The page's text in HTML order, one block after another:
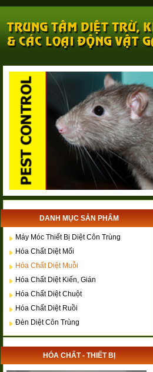
DANH MỤC SẢN PHẨM
Máy Móc Thiết Bị Diệt Côn Trùng
Hóa Chất Diệt Mối
Hóa Chất Diệt Muỗi
Hóa Chất Diệt Kiến, Gián
Hóa Chất Diệt Chuột
Hóa Chất Diệt Ruồi
Đèn Diệt Côn Trùng
HÓA CHẤT - THIẾT BỊ